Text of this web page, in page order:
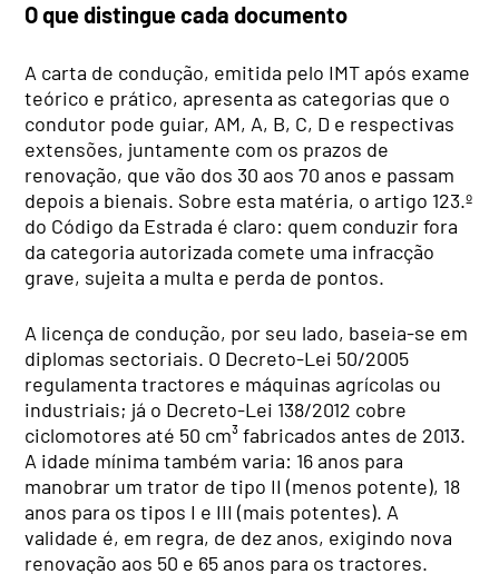
O que distingue cada documento
A carta de condução, emitida pelo IMT após exame
teórico e prático, apresenta as categorias que o
condutor pode guiar, AM, A, B, C, D e respectivas
extensões, juntamente com os prazos de
renovação, que vão dos 30 aos 70 anos e passam
depois a bienais. Sobre esta matéria, o artigo 123.º
do Código da Estrada é claro: quem conduzir fora
da categoria autorizada comete uma infracção
grave, sujeita a multa e perda de pontos.
A licença de condução, por seu lado, baseia-se em
diplomas sectoriais. O Decreto-Lei 50/2005
regulamenta tractores e máquinas agrícolas ou
industriais; já o Decreto-Lei 138/2012 cobre
ciclomotores até 50 cm³ fabricados antes de 2013.
A idade mínima também varia: 16 anos para
manobrar um trator de tipo II (menos potente), 18
anos para os tipos I e III (mais potentes). A
validade é, em regra, de dez anos, exigindo nova
renovação aos 50 e 65 anos para os tractores.